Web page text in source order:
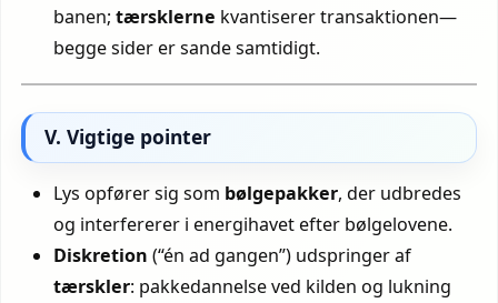
banen;tærsklerne kvantiserer transaktionen—
begge sider er sande samtidigt.
V. Vigtige pointer
Lys opfører sig som bølgepakker, der udbredes
og interfererer i energihavet efter bølgelovene.
Diskretion (“én ad gangen”) udspringer af
tærskler: pakke­dannelse ved kilden og lukning